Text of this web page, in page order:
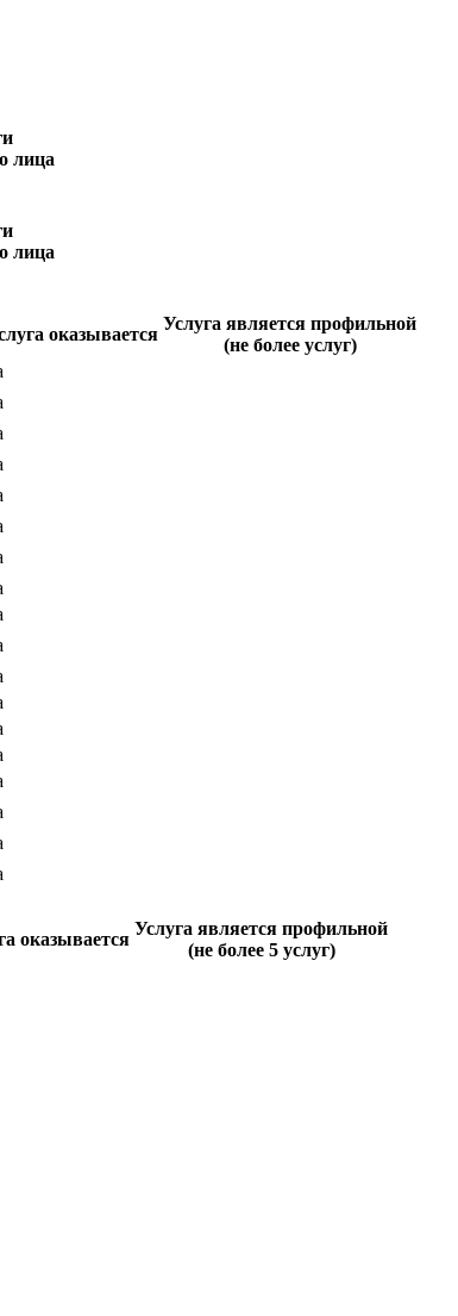
лица
лица
оказывается
Услуга является профильной
(не более услуг)
оказывается
Услуга является профильной
(не более 5 услуг)